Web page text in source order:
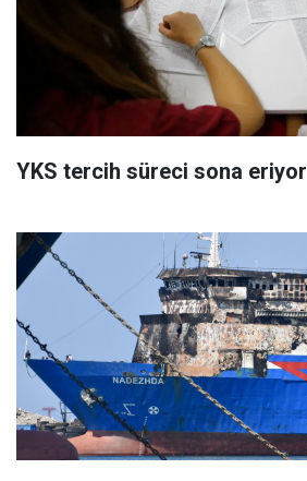
YKS tercih süreci sona eriyor